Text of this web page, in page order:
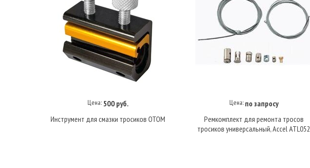
Купить под заказ
Цена: 500 руб.
Инструмент для смазки тросиков OTOM
Купить под заказ
Цена: по запросу
Ремкомплект для ремонта тросов
тросиков универсальный, Accel ATL052